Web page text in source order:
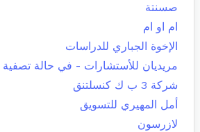
صسنتة
ام او ام
الإخوة الجباري للدراسات
مريديان للأستشارات - في حالة تصفية
شركة 3 ب ك كنسلتنق
أمل المهيري للتسويق
لازرسون